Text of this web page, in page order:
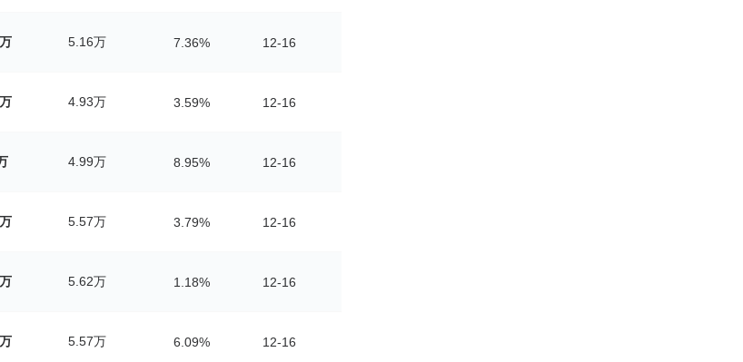
5.16万 7.36% 12-16
4.93万 3.59% 12-16
4.99万 8.95% 12-16
5.57万 3.79% 12-16
5.62万 1.18% 12-16
5.57万 6.09% 12-16